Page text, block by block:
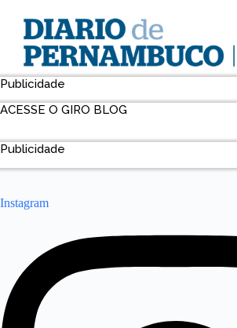
Publicidade
ACESSE O GIRO BLOG
Publicidade
Instagram